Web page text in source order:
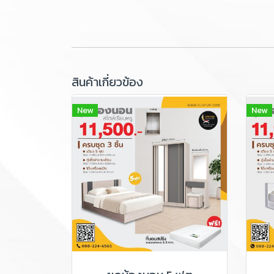
สินค้าเกี่ยวข้อง
New New